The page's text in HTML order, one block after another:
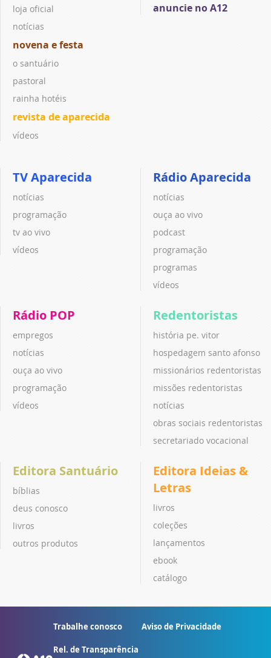
loja oficial
notícias
novena e festa
o santuário
pastoral
rainha hotéis
revista de aparecida
vídeos
anuncie no A12
TV Aparecida
notícias
programação
tv ao vivo
vídeos
Rádio Aparecida
notícias
ouça ao vivo
podcast
programação
programas
vídeos
Rádio POP
empregos
notícias
ouça ao vivo
programação
vídeos
Redentoristas
história pe. vitor
hospedagem santo afonso
missionários redentoristas
missões redentoristas
notícias
obras sociais redentoristas
secretariado vocacional
Editora Santuário
bíblias
deus conosco
livros
outros produtos
Editora Ideias &
Letras
livros
coleções
lançamentos
ebook
catálogo
Trabalhe conosco Aviso de Privacidade
Rel. de Transparência